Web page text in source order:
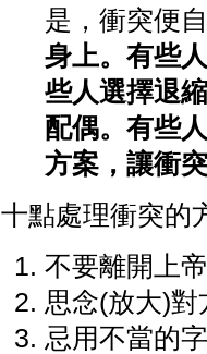
是，衝突便
身上。有些
些人選擇退
配偶。有些
方案，讓衝
十點處理衝突的
不要離開上帝
思念(放大)對
忌用不當的